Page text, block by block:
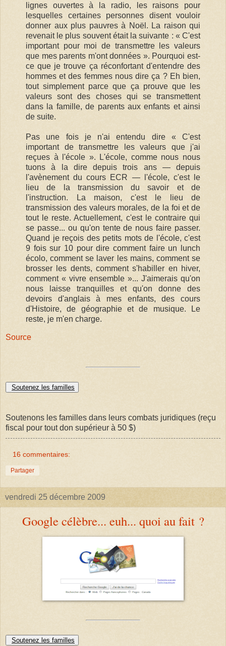
lignes ouvertes à la radio, les raisons pour
lesquelles certaines personnes disent vouloir
donner aux plus pauvres à Noël. La raison qui
revenait le plus souvent était la suivante : « C'est
important pour moi de transmettre les valeurs
que mes parents m'ont données ». Pourquoi est-
ce que je trouve ça réconfortant d'entendre des
hommes et des femmes nous dire ça ? Eh bien,
tout simplement parce que ça prouve que les
valeurs sont des choses qui se transmettent
dans la famille, de parents aux enfants et ainsi
de suite.
Pas une fois je n'ai entendu dire « C'est
important de transmettre les valeurs que j'ai
reçues à l'école ». L'école, comme nous nous
tuons à la dire depuis trois ans — depuis
l'avènement du cours ECR — l'école, c'est le
lieu de la transmission du savoir et de
l'instruction. La maison, c'est le lieu de
transmission des valeurs morales, de la foi et de
tout le reste. Actuellement, c'est le contraire qui
se passe... ou qu'on tente de nous faire passer.
Quand je reçois des petits mots de l'école, c'est
9 fois sur 10 pour dire comment faire un lunch
écolo, comment se laver les mains, comment se
brosser les dents, comment s'habiller en hiver,
comment « vivre ensemble »... J'aimerais qu'on
nous laisse tranquilles et qu'on donne des
devoirs d'anglais à mes enfants, des cours
d'Histoire, de géographie et de musique. Le
reste, je m'en charge.
Source
Soutenez les familles
Soutenons les familles dans leurs combats juridiques (reçu
fiscal pour tout don supérieur à 50 $)
16 commentaires:
Partager
vendredi 25 décembre 2009
Google célèbre... euh... quoi au fait ?
Soutenez les familles